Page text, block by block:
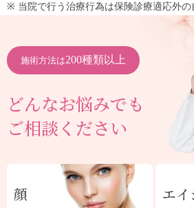
※ 当院で行う治療行為は保険診療適応外の
施術方法は200種類以上
どんなお悩みでも
ご相談ください
顔 エ